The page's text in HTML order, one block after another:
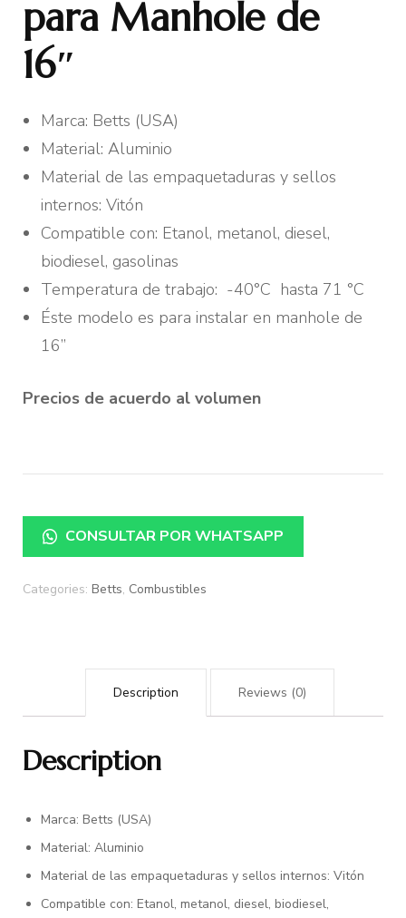
para Manhole de
16″
Marca: Betts (USA)
Material: Aluminio
Material de las empaquetaduras y sellos
internos: Vitón
Compatible con: Etanol, metanol, diesel,
biodiesel, gasolinas
Temperatura de trabajo: -40°C hasta 71 °C
Éste modelo es para instalar en manhole de
16”
Precios de acuerdo al volumen
CONSULTAR POR WHATSAPP
Categories: Betts, Combustibles
Description Reviews (0)
Description
Marca: Betts (USA)
Material: Aluminio
Material de las empaquetaduras y sellos internos: Vitón
Compatible con: Etanol, metanol, diesel, biodiesel,